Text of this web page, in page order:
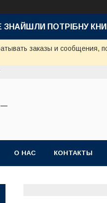
ЗНАЙШЛИ ПОТРІБНУ
заказы и сообщения,
—
О НАС КОНТАКТЫ